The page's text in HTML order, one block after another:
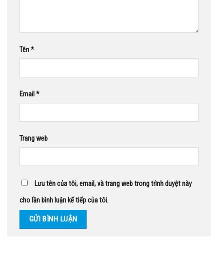
Tên*
Email *
Trang web
Lưu tên của tôi, email, và trang web trong trình duyệt này
cho lần bình luận kế tiếp của tôi.